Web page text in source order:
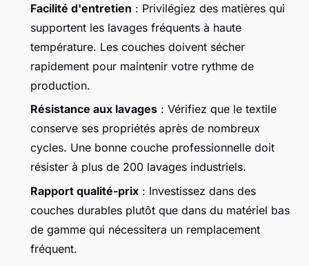
Facilité d'entretien : Privilégiez des matières qui
supportent les lavages fréquents à haute
température. Les couches doivent sécher
rapidement pour maintenir votre rythme de
production.
Résistance aux lavages : Vérifiez que le textile
conserve ses propriétés après de nombreux
cycles. Une bonne couche professionnelle doit
résister à plus de 200 lavages industriels.
Rapport qualité-prix : Investissez dans des
couches durables plutôt que dans du matériel bas
de gamme qui nécessitera un remplacement
fréquent.